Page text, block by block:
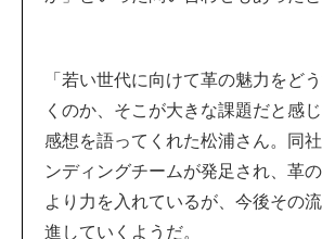
「若い世代に向けて革の魅力をど
くのか、そこが大きな課題だと感じ
感想を語ってくれた松浦さん。同
ンディングチームが発足され、革
より力を入れているが、今後その
進していくようだ。